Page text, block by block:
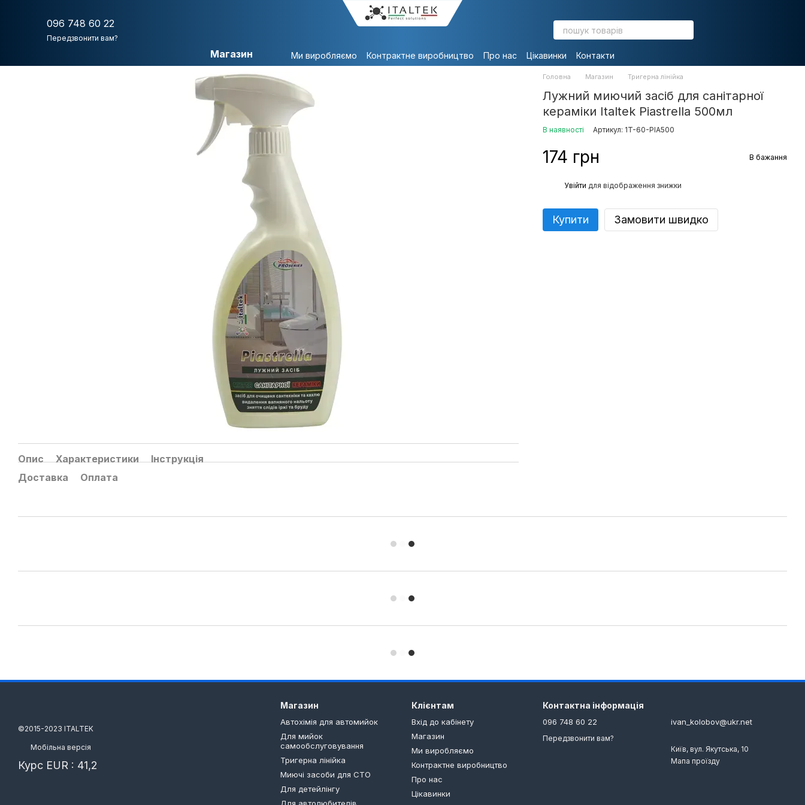
096 748 60 22
Передзвонити вам?
Магазин Ми виробляємо Контрактне виробництво Про нас Цікавинки Контакти
Опис Характеристики
Інструкція
Доставка
Оплата
Головна Магазин Тригерна лінійка
Лужний миючий засіб для санітарної
кераміки Italtek Piastrella 500мл
В наявності Артикул: 1T-60-PIA500
174 грн В бажання
Увійти для відображення знижки
Купити Замовити швидко
©️2015-2023 ITALTEK
Мобільна версія
Курс EUR : 41,2
Магазин
Автохімія для автомийок
Для мийок
самообслуговування
Тригерна лінійка
Миючі засоби для СТО
Для детейлінгу
Клієнтам
Вхід до кабінету
Магазин
Ми виробляємо
Контрактне виробництво
Про нас
Цікавинки
Контактна інформація
096 748 60 22
Передзвонити вам?
ivan_kolobov@ukr.net
Київ, вул. Якутська, 10
Мапа проїзду